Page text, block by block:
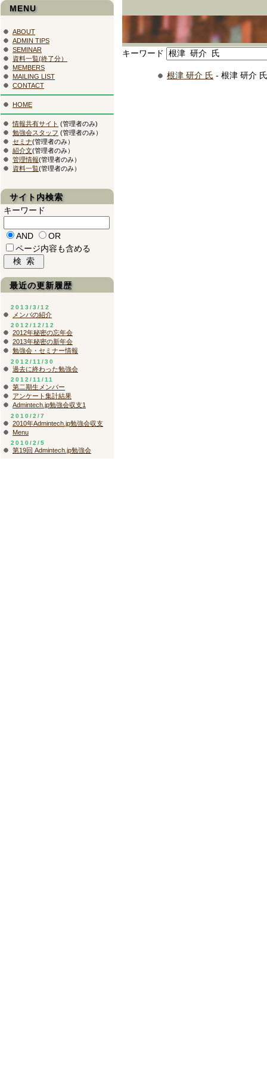
キーワード
根津 研介 氏 - 根津 研介 氏
MENU
ABOUT
ADMIN TIPS
SEMINAR
資料一覧(終了分）
MEMBERS
MAILING LIST
CONTACT
HOME
情報共有サイト (管理者のみ)
勉強会スタッフ (管理者のみ）
セミナ(管理者のみ）
紹介文(管理者のみ）
管理情報(管理者のみ）
資料一覧(管理者のみ）
サイト内検索
キーワード
AND
OR
ページ内容も含める
最近の更新履歴
2013/3/12
メンバの紹介
2012/12/12
2012年秘密の忘年会
2013年秘密の新年会
勉強会・セミナー情報
2012/11/30
過去に終わった勉強会
2012/11/11
第二期生メンバー
アンケート集計結果
Admintech.jp勉強会収支1
2010/2/7
2010年Admintech.jp勉強会収支
Menu
2010/2/5
第19回 Admintech.jp勉強会